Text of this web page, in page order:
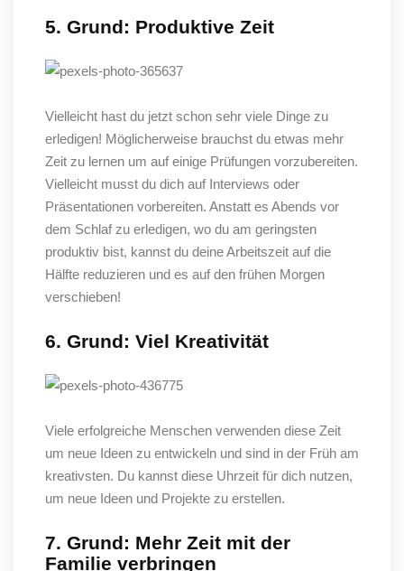
5. Grund: Produktive Zeit
Vielleicht hast du jetzt schon sehr viele Dinge zu
erledigen! Möglicherweise brauchst du etwas mehr
Zeit zu lernen um auf einige Prüfungen vorzubereiten.
Vielleicht musst du dich auf Interviews oder
Präsentationen vorbereiten. Anstatt es Abends vor
dem Schlaf zu erledigen, wo du am geringsten
produktiv bist, kannst du deine Arbeitszeit auf die
Hälfte reduzieren und es auf den frühen Morgen
verschieben!
6. Grund: Viel Kreativität
Viele erfolgreiche Menschen verwenden diese Zeit
um neue Ideen zu entwickeln und sind in der Früh am
kreativsten. Du kannst diese Uhrzeit für dich nutzen,
um neue Ideen und Projekte zu erstellen.
7. Grund: Mehr Zeit mit der
Familie verbringen